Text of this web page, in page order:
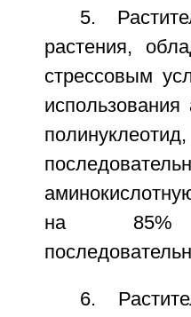
5.
растения,
стрессовым
на 85%
6.